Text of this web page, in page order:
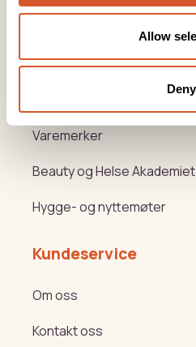
Allow
Deny
Produkter
Varemerker
Beauty og Helse Akademiet
Hygge- og nyttemøter
Kundeservice
Om oss
Kontakt oss